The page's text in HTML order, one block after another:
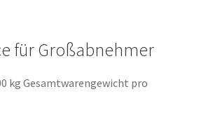
für Großabnehmer
kg Gesamtwarengewicht pro